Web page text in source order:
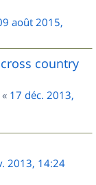
août 2015,
country
« 17 déc. 2013,
2013, 14:24